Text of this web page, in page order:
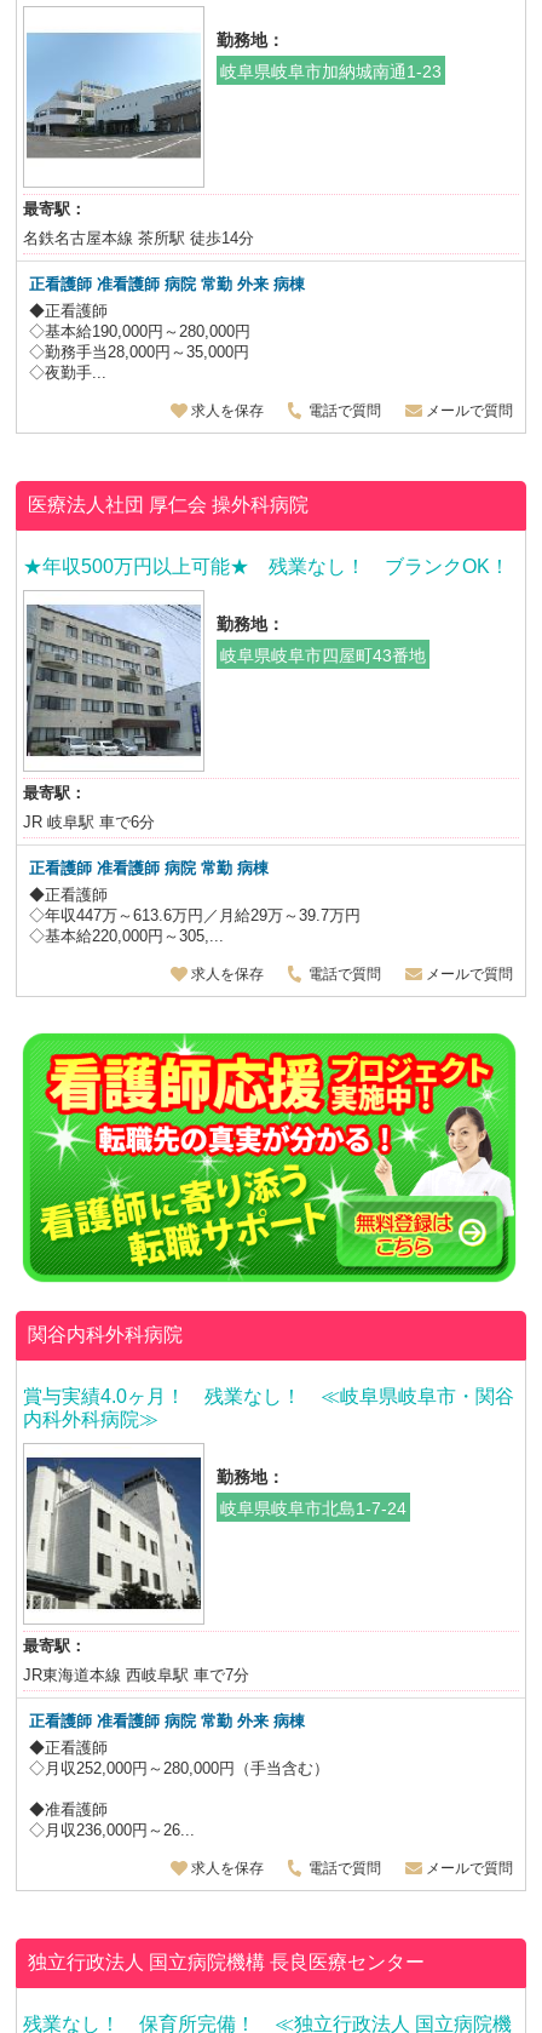
勤務地：
岐阜県岐阜市加納城南通1-23
最寄駅：
名鉄名古屋本線 茶所駅 徒歩14分
正看護師 准看護師 病院 常勤 外来 病棟
◆正看護師
◇基本給190,000円～280,000円
◇勤務手当28,000円～35,000円
◇夜勤手...
求人を保存 電話で質問 メールで質問
医療法人社団 厚仁会操外科病院
★年収500万円以上可能★ 残業なし！ ブランクOK！
勤務地：
岐阜県岐阜市四屋町43番地
最寄駅：
JR 岐阜駅 車で6分
正看護師 准看護師 病院 常勤 病棟
◆正看護師
◇年収447万～613.6万円／月給29万～39.7万円
◇基本給220,000円～305,...
求人を保存 電話で質問 メールで質問
関谷内科外科病院
賞与実績4.0ヶ月！ 残業なし！ ≪岐阜県岐阜市・関谷
内科外科病院≫
勤務地：
岐阜県岐阜市北島1-7-24
最寄駅：
JR東海道本線 西岐阜駅 車で7分
正看護師 准看護師 病院 常勤 外来 病棟
◆正看護師
◇月収252,000円～280,000円（手当含む）
◆准看護師
◇月収236,000円～26...
求人を保存 電話で質問 メールで質問
独立行政法人 国立病院機構長良医療センター
残業なし！ 保育所完備！ ≪独立行政法人 国立病院機